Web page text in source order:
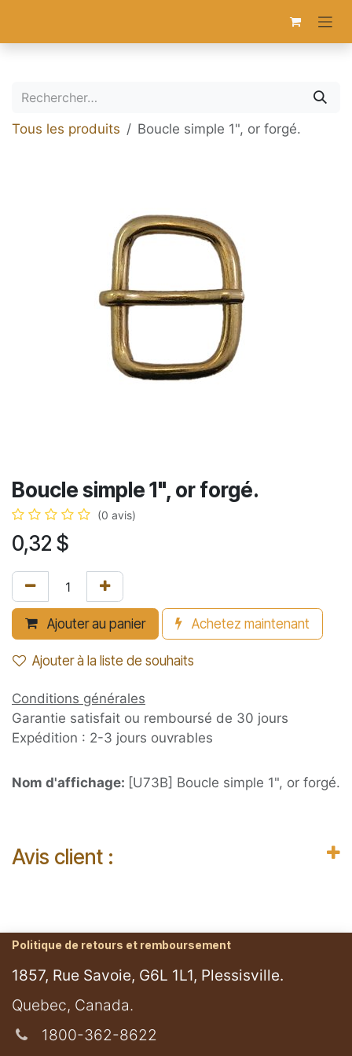
Tous les produits Boucle simple 1", or forgé.
Boucle simple 1", or forgé.
(0 avis)
0,32 $
Ajouter au panier Achetez maintenant
Ajouter à la liste de souhaits
Conditions générales
Garantie satisfait ou remboursé de 30 jours
Expédition : 2-3 jours ouvrables
Nom d'affichage: [U73B] Boucle simple 1", or forgé.
Avis client :
Politique de retours et remboursement
1857, Rue Savoie, G6L 1L1, Plessisville.
​Quebec, Canada.
1800-362-8622